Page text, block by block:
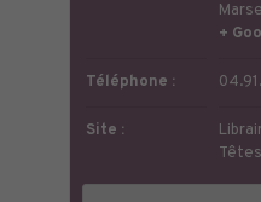
+
Téléphone :
Site :
Têtes